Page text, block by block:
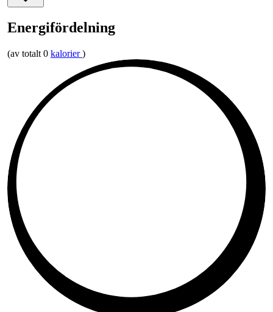
Energifördelning
(av totalt 0 kalorier )